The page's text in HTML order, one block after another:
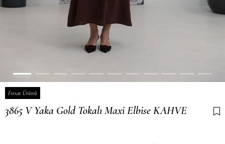
Fırsat Ürünü
3865 V Yaka Gold Tokalı Maxi Elbise KAHVE